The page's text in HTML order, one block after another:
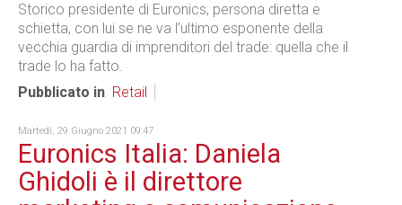
Storico presidente di Euronics, persona diretta e
schietta, con lui se ne va l’ultimo esponente della
vecchia guardia di imprenditori del trade: quella che il
trade lo ha fatto.
Pubblicato in Retail
Martedì, 29 Giugno 2021 09:47
Euronics Italia: Daniela
Ghidoli è il direttore